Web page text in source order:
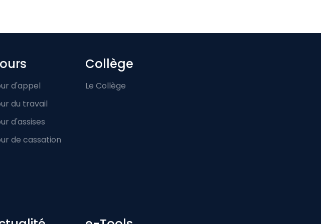
d'appel
du travail
d'assises
de cassation
Collège
Le Collège